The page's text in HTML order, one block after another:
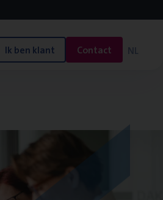
Ik ben klant Contact NL